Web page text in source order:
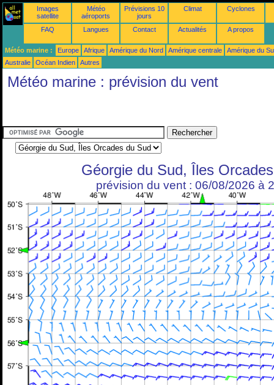
Images
satellite
Météo
aéroports
Prévisions 10
jours
Climat Cyclones
FAQ Langues Contact Actualités A propos
Météo marine : Europe Afrique Amérique du Nord Amérique centrale
Amérique du
Australie
Océan Indien Autres
Météo marine : prévision du vent
Géorgie du Sud, Îles
prévision du vent : 06/08/2026 à